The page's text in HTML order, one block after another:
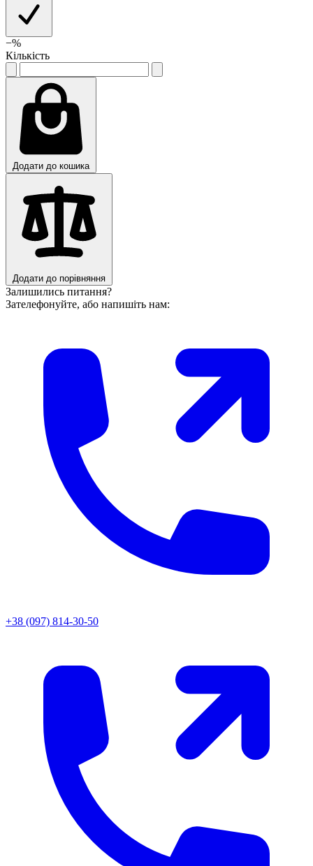
−%
Кількість
Додати до кошика
Додати до порівняння
Залишились питання?
Зателефонуйте, або напишіть нам:
+38 (097) 814-30-50